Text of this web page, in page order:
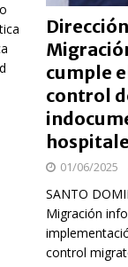
cumple
control
01/06/2025
SANTO
Migración
control